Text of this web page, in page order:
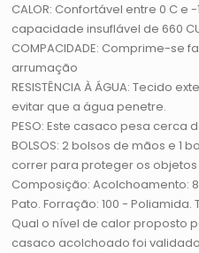
CALOR: Confortável entre 0 C e
capacidade insuflável de 660
COMPACIDADE: Comprime-se
arrumação
RESISTÊNCIA À ÁGUA: Tecido
evitar que a água penetre.
PESO: Este casaco pesa cerca
BOLSOS: 2 bolsos de mãos e 1
correr para proteger os objetos
Composição: Acolchoamento:
Pato. Forração: 100 - Poliamida.
Qual o nível de calor proposto
casaco acolchoado foi